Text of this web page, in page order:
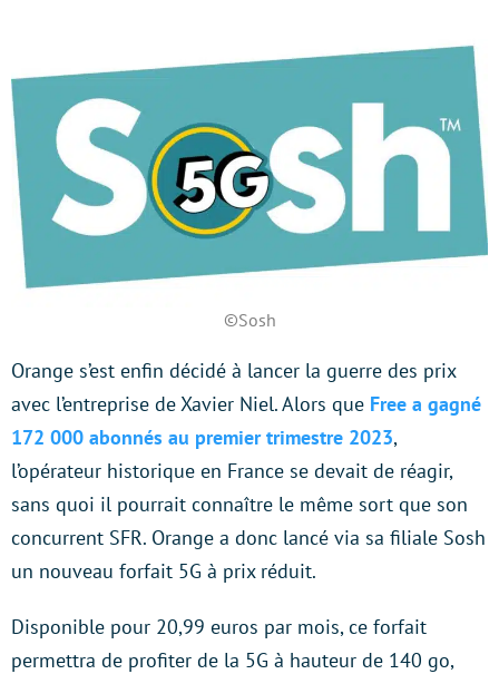
©Sosh
Orange s’est enfin décidé à lancer la guerre des prix
avec l’entreprise de Xavier Niel. Alors que Free a gagné
172 000 abonnés au premier trimestre 2023,
l’opérateur historique en France se devait de réagir,
sans quoi il pourrait connaître le même sort que son
concurrent SFR. Orange a donc lancé via sa filiale Sosh
un nouveau forfait 5G à prix réduit.
Disponible pour 20,99 euros par mois, ce forfait
permettra de profiter de la 5G à hauteur de 140 go,